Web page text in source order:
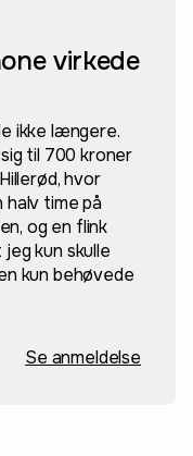
virkede
ikke længere.
til 700 kroner
hvor
time på
og en flink
kun skulle
kun behøvede
Se anmeldelse